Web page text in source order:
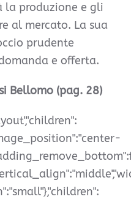
la produzione e gli
al mercato. La sua
prudente
e offerta.
Bellomo (pag. 28)